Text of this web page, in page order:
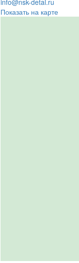
info@nsk-detal.ru
Показать на карте